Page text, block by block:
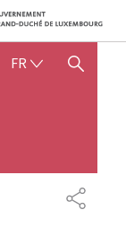
FR FRANÇAIS
AFFICHER / MASQUER